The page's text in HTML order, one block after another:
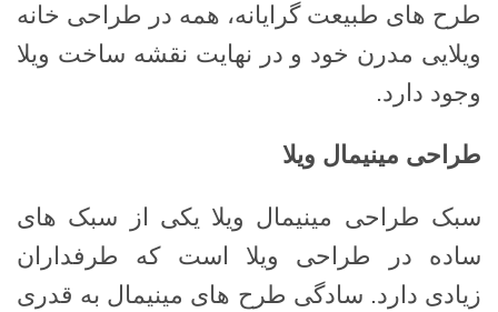
طرح های طبیعت گرایانه، همه در طراحی خانه
ویلایی مدرن خود و در نهایت نقشه ساخت ویلا
وجود دارد.
طراحی مینیمال ویلا
سبک طراحی مینیمال ویلا یکی از سبک های
ساده در طراحی ویلا است که طرفداران
زیادی دارد. سادگی طرح های مینیمال به قدری